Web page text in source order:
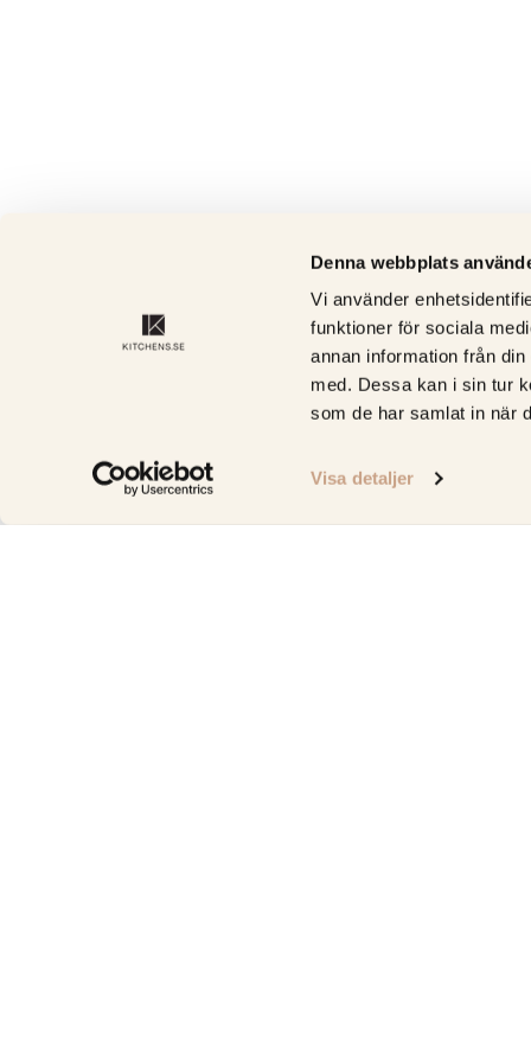
Denna webbplats
Vi använder
funktioner för sociala
annan information från
med. Dessa kan i sin tur
som de har samlat in när
Visa detaljer